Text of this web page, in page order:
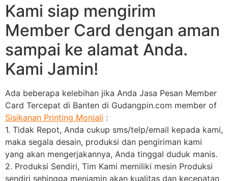
Kami siap mengirim
Member Card dengan aman
sampai ke alamat Anda.
Kami Jamin!
Ada beberapa kelebihan jika Anda Jasa Pesan Member
Card Tercepat di Banten di Gudangpin.com member of
Sisikanan Printing Monjali :
1. Tidak Repot, Anda cukup sms/telp/email kepada kami,
maka segala desain, produksi dan pengiriman kami
yang akan mengerjakannya, Anda tinggal duduk manis.
2. Produksi Sendiri, Tim Kami memiliki mesin Produksi
sendiri sehingga menjamin akan kualitas dan kecepatan